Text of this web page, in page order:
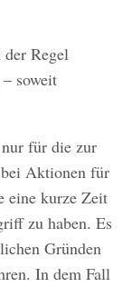
Regel
soweit
für die zur
Aktionen für
eine kurze Zeit
zu haben. Es
Gründen
In dem Fall